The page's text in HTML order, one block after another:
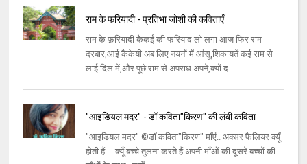
राम के फरियादी - प्रतिभा जोशी की कविताएँ
राम के फ़रियादी कैकई की फरियाद लो लगा आज फिर राम
दरबार,आई कैकेयी अब लिए नयनों में आंसू,शिकायतें कई राम से
लाई दिल में,और पूछे राम से अपराध अपने,क्यों द...
"आइडियल मदर" - डॉ कविता"किरण" की लंबी कविता
"आइडियल मदर" ©डॉ कविता"किरण" माँएं.. अक्सर फैलियर क्यूँ
होती हैं.... क्यूँ बच्चे तुलना करते हैं अपनी माँओं की दूसरे बच्चों की